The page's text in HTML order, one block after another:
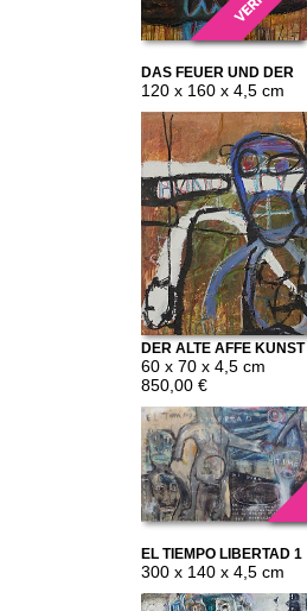
DAS FEUER UND DER
WASSERVOGEL
120 x 160 x 4,5 cm
DER ALTE AFFE KUNST
60 x 70 x 4,5 cm
850,00 €
EL TIEMPO LIBERTAD 1
300 x 140 x 4,5 cm